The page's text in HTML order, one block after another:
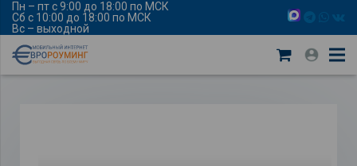
Пн – пт с 9:00 до 18:00 по МСК
Сб с 10:00 до 18:00 по МСК
Вс – выходной